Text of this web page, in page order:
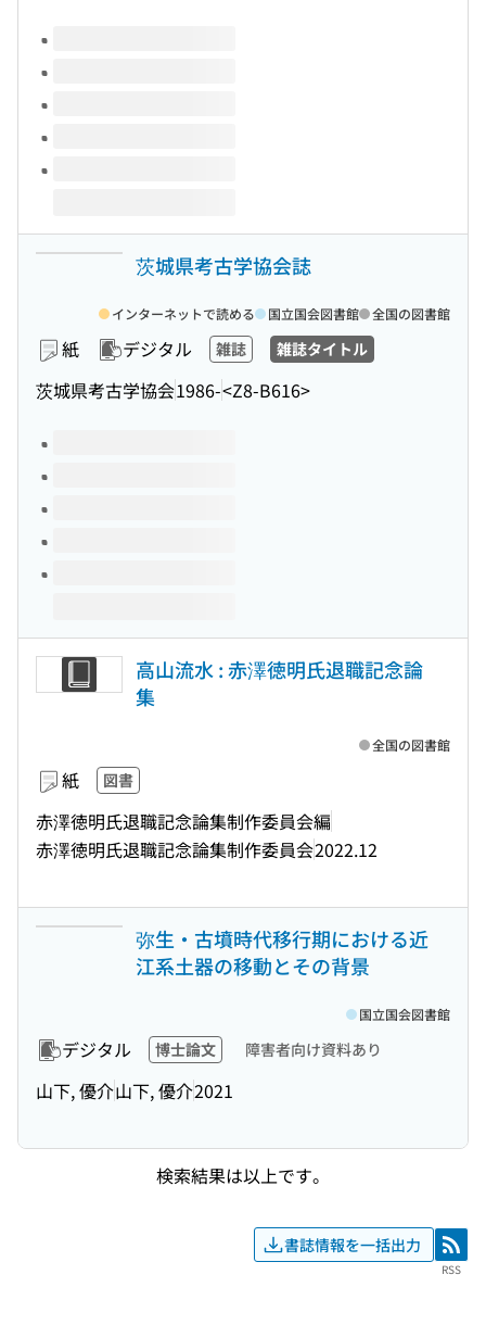
このタイトルの巻号
茨城県考古学協会誌
紙 デジタル 雑誌 雑誌タイトル
茨城県考古学協会1986-<Z8-B616>
インターネットで読める 国立国会図書館 全国の図書館
このタイトルの巻号
高山流水 : 赤澤徳明氏退職記念論
集
紙 図書
赤澤徳明氏退職記念論集制作委員会編
赤澤徳明氏退職記念論集制作委員会2022.12
全国の図書館
弥生・古墳時代移行期における近
江系土器の移動とその背景
デジタル 博士論文 障害者向け資料あり
山下, 優介山下, 優介2021
国立国会図書館
検索結果は以上です。
書誌情報を一括出力 RSS
RSS